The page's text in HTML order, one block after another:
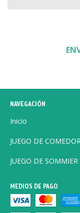
NAVEGACIÓN
Inicio
JUEGO DE COMEDOR
JUEGO DE SOMMIER
MEDIOS DE PAGO